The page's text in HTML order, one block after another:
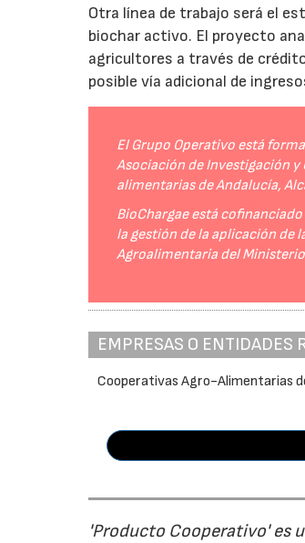
Otra línea de trabajo será el
biochar activo. El proyecto
agricultores a través de
posible vía adicional de
El Grupo Operativo está
Asociación de Investigación y
alimentarias de Andalucía,
BioChargae está
la gestión de la aplicación de
Agroalimentaria del
EMPRESAS O ENTIDADES
Cooperativas Agro-Alimentarias
'Producto Cooperativo' es